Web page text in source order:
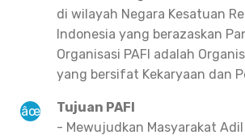
di wilayah Negara Kesatuan
Indonesia yang berazaskan
Organisasi PAFI adalah
yang bersifat Kekaryaan dan
Tujuan PAFI
- Mewujudkan Masyarakat